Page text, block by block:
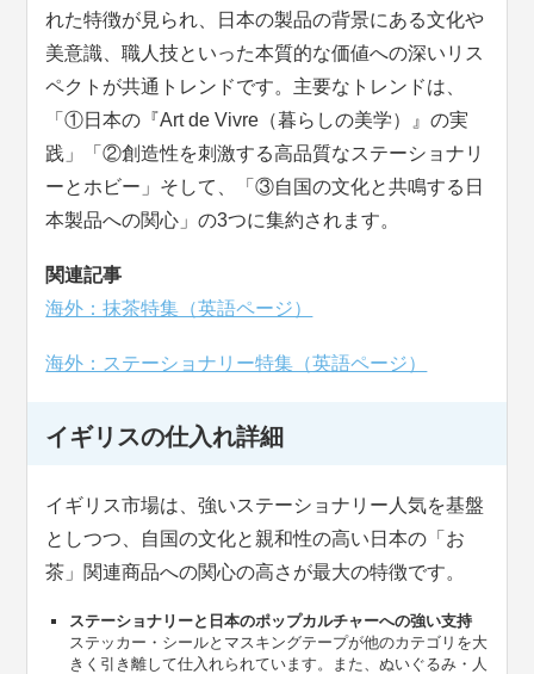
れた特徴が見られ、日本の製品の背景にある文化や
美意識、職人技といった本質的な価値への深いリス
ペクトが共通トレンドです。主要なトレンドは、
「①日本の『Art de Vivre（暮らしの美学）』の実
践」「②創造性を刺激する高品質なステーショナリ
ーとホビー」そして、「③自国の文化と共鳴する日
本製品への関心」の3つに集約されます。
関連記事
海外：抹茶特集（英語ページ）
海外：ステーショナリー特集（英語ページ）
イギリスの仕入れ詳細
イギリス市場は、強いステーショナリー人気を基盤
としつつ、自国の文化と親和性の高い日本の「お
茶」関連商品への関心の高さが最大の特徴です。
ステーショナリーと日本のポップカルチャーへの強い支持
ステッカー・シールとマスキングテープが他のカテゴリを大
きく引き離して仕入れられています。また、ぬいぐるみ・人